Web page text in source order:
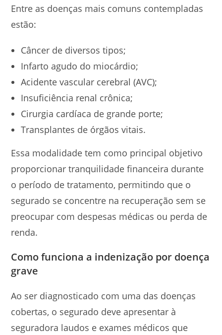
Entre as doenças mais comuns contempladas
estão:
Câncer de diversos tipos;
Infarto agudo do miocárdio;
Acidente vascular cerebral (AVC);
Insuficiência renal crônica;
Cirurgia cardíaca de grande porte;
Transplantes de órgãos vitais.
Essa modalidade tem como principal objetivo
proporcionar tranquilidade financeira durante
o período de tratamento, permitindo que o
segurado se concentre na recuperação sem se
preocupar com despesas médicas ou perda de
renda.
Como funciona a indenização por doença
grave
Ao ser diagnosticado com uma das doenças
cobertas, o segurado deve apresentar à
seguradora laudos e exames médicos que